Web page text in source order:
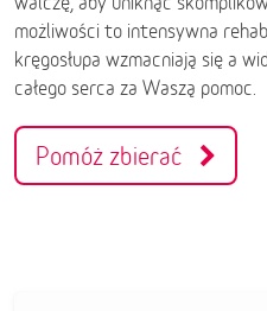
możliwości to intensywna
kręgosłupa wzmacniają się a
całego serca za Waszą pomoc.
Pomóż zbierać